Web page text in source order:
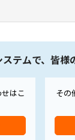
テムで、皆様
はこ
その